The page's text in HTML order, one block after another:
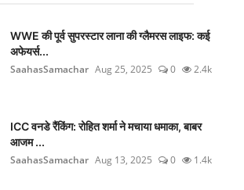
WWE की पूर्व सुपरस्टार लाना की ग्लैमरस लाइफ: कई
अफेयर्स...
SaahasSamachar Aug 25, 2025 0 2.4k
ICC वनडे रैंकिंग: रोहित शर्मा ने मचाया धमाका, बाबर
आजम ...
SaahasSamachar Aug 13, 2025 0 1.4k